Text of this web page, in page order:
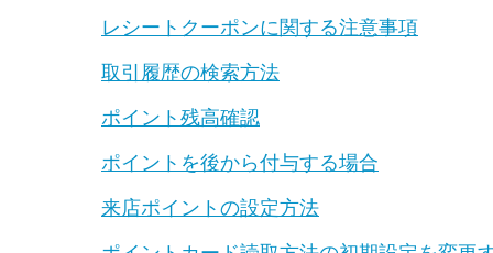
レシートクーポンに関する注意事項
取引履歴の検索方法
ポイント残高確認
ポイントを後から付与する場合
来店ポイントの設定方法